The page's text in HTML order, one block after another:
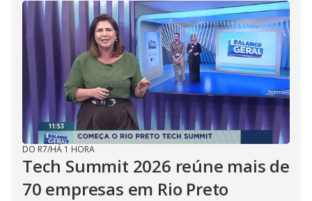
DO R7/HÁ 1 HORA
Tech Summit 2026 reúne mais de
70 empresas em Rio Preto